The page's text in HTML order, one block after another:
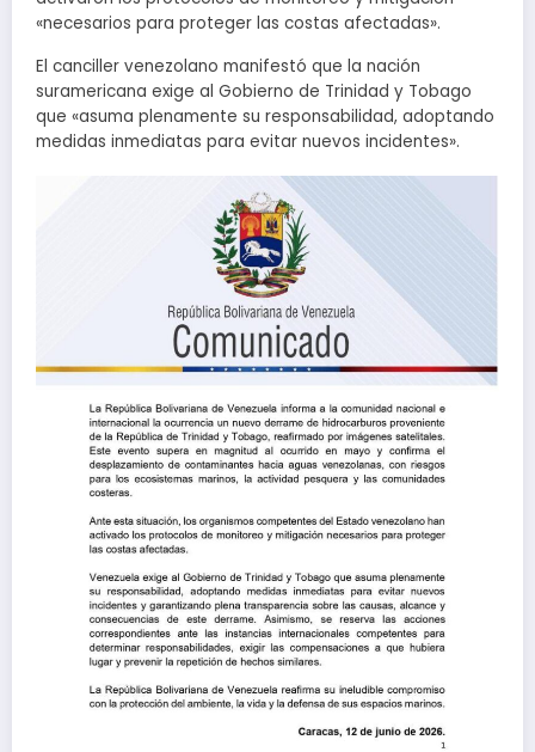
«necesarios para proteger las costas afectadas».
El canciller venezolano manifestó que la nación
suramericana exige al Gobierno de Trinidad y Tobago
que «asuma plenamente su responsabilidad, adoptando
medidas inmediatas para evitar nuevos incidentes».